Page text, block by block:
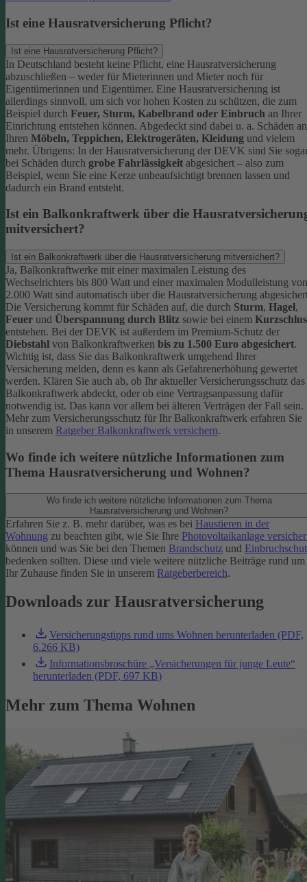
Ist eine Hausratversicherung Pflicht?
Ist eine Hausratversicherung Pflicht?
In Deutschland besteht keine Pflicht, eine Hausratversicherung
abzuschließen – weder für Mieterinnen und Mieter noch für
Eigentümerinnen und Eigentümer. Eine Hausratversicherung ist
allerdings sinnvoll, um sich vor hohen Kosten zu schützen, die zum
Beispiel durch Feuer, Sturm, Kabelbrand oder Einbruch an Ihrer
Einrichtung entstehen können. Abgedeckt sind dabei u. a. Schäden an
Ihren Möbeln, Teppichen, Elektrogeräten, Kleidung und vielem
mehr. Übrigens: In der Hausratversicherung der DEVK sind Sie
bei Schäden durch grobe Fahrlässigkeit abgesichert – also zum
Beispiel, wenn Sie eine Kerze unbeaufsichtigt brennen lassen und
dadurch ein Brand entsteht.
Ist ein Balkonkraftwerk über die
mitversichert?
Ist ein Balkonkraftwerk über die Hausratversicherung mitversichert?
Ja, Balkonkraftwerke mit einer maximalen Leistung des
Wechselrichters bis 800 Watt und einer maximalen Modulleistung von
2.000 Watt sind automatisch über die Hausratversicherung
Die Versicherung kommt für Schäden auf, die durch Sturm, Hagel,
Feuer und Überspannung durch Blitz sowie bei einem
entstehen. Bei der DEVK ist außerdem im Premium-Schutz der
Diebstahl von Balkonkraftwerken bis zu 1.500 Euro abgesichert.
Wichtig ist, dass Sie das Balkonkraftwerk umgehend Ihrer
Versicherung melden, denn es kann als Gefahrenerhöhung gewertet
werden. Klären Sie auch ab, ob Ihr aktueller Versicherungsschutz das
Balkonkraftwerk abdeckt, oder ob eine Vertragsanpassung dafür
notwendig ist. Das kann vor allem bei älteren Verträgen der Fall sein.
Mehr zum Versicherungsschutz für Ihr Balkonkraftwerk erfahren Sie
in unserem Ratgeber Balkonkraftwerk versichern.
Wo finde ich weitere nützliche Informationen zum
Thema Hausratversicherung und Wohnen?
Wo finde ich weitere nützliche Informationen zum Thema
Hausratversicherung und Wohnen?
Erfahren Sie z. B. mehr darüber, was es bei Haustieren in der
Wohnung zu beachten gibt, wie Sie Ihre Photovoltaikanlage
können und was Sie bei den Themen Brandschutz und
bedenken sollten. Diese und viele weitere nützliche Beiträge rund um
Ihr Zuhause finden Sie in unserem Ratgeberbereich.
Downloads zur Hausratversicherung
Versicherungstipps rund ums Wohnen herunterladen (PDF,
6.266 KB)
Informationsbroschüre „Versicherungen für junge Leute“
herunterladen (PDF, 697 KB)
Mehr zum Thema Wohnen